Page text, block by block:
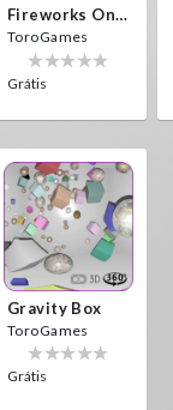
Fireworks On Victory Day
ToroGames
Grátis
Gravity Box
ToroGames
Grátis